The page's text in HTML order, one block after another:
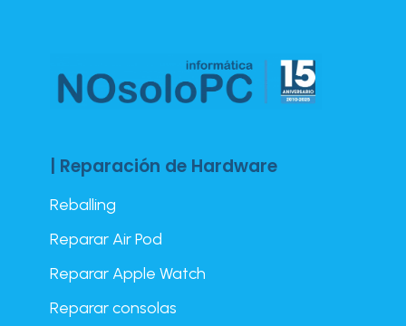
| Reparación de Hardware
Reballing
Reparar Air Pod
Reparar Apple Watch
Reparar consolas